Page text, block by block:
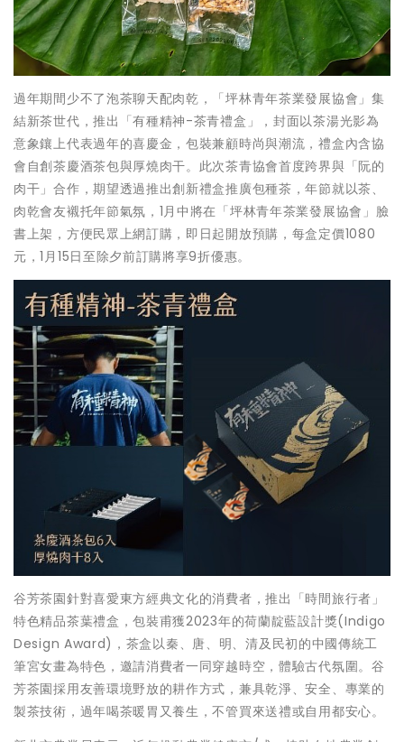
過年期間少不了泡茶聊天配肉乾，「坪林青年茶業發展協會」集
結新茶世代，推出「有種精神-茶青禮盒」，封面以茶湯光影為
意象鑲上代表過年的喜慶金，包裝兼顧時尚與潮流，禮盒內含協
會自創茶慶酒茶包與厚燒肉干。此次茶青協會首度跨界與「阮的
肉干」合作，期望透過推出創新禮盒推廣包種茶，年節就以茶、
肉乾會友襯托年節氣氛，1月中將在「坪林青年茶業發展協會」臉
書上架，方便民眾上網訂購，即日起開放預購，每盒定價1080
元，1月15日至除夕前訂購將享9折優惠。
谷芳茶園針對喜愛東方經典文化的消費者，推出「時間旅行者」
特色精品茶葉禮盒，包裝甫獲2023年的荷蘭靛藍設計獎(Indigo
Design Award)，茶盒以秦、唐、明、清及民初的中國傳統工
筆宮女畫為特色，邀請消費者一同穿越時空，體驗古代氛圍。谷
芳茶園採用友善環境野放的耕作方式，兼具乾淨、安全、專業的
製茶技術，過年喝茶暖胃又養生，不管買來送禮或自用都安心。